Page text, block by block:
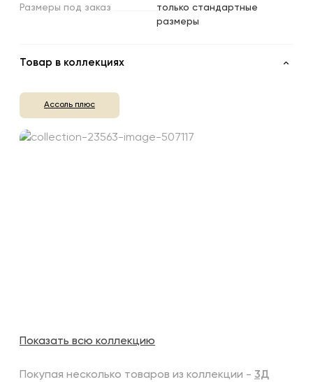
Размеры под заказ
только стандартные
размеры
Товар в коллекциях
Ассоль плюс
Показать всю коллекцию
Покупая несколько товаров из коллекции - 3Д